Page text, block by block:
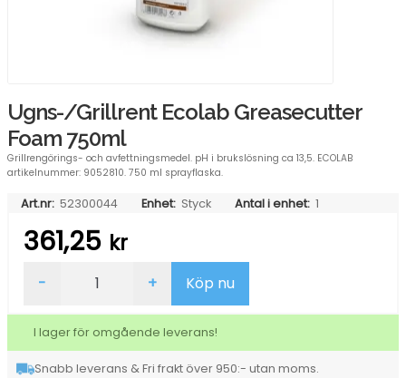
Ugns-/Grillrent Ecolab Greasecutter
Foam 750ml
Grillrengörings- och avfettningsmedel. pH i brukslösning ca 13,5. ECOLAB
artikelnummer: 9052810. 750 ml sprayflaska.
Art.nr: 52300044 Enhet: Styck Antal i enhet: 1
361,25 kr
Ecolab
Foam
750ml
mängd
- + Köp nu
I lager för omgående leverans!
Snabb leverans & Fri frakt över 950:- utan moms.